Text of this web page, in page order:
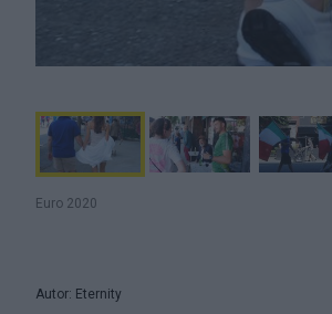
Euro 2020
Autor: Eternity